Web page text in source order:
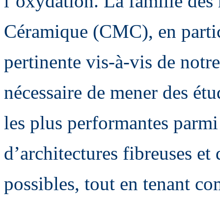
Céramique (CMC), en
pertinente vis-à-vis de
nécessaire de mener des
les plus performantes
d’architectures fibreuses
possibles, tout en tenant